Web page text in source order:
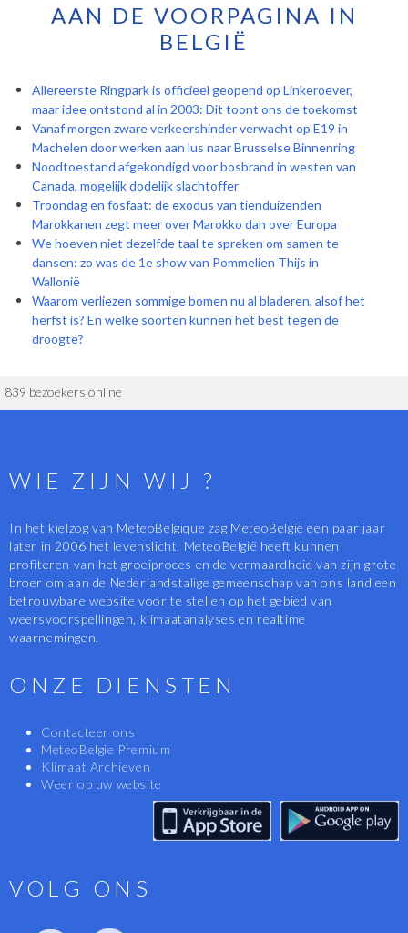
AAN DE VOORPAGINA IN
BELGIË
Allereerste Ringpark is officieel geopend op Linkeroever,
maar idee ontstond al in 2003: Dit toont ons de toekomst
Vanaf morgen zware verkeershinder verwacht op E19 in
Machelen door werken aan lus naar Brusselse Binnenring
Noodtoestand afgekondigd voor bosbrand in westen van
Canada, mogelijk dodelijk slachtoffer
Troondag en fosfaat: de exodus van tienduizenden
Marokkanen zegt meer over Marokko dan over Europa
We hoeven niet dezelfde taal te spreken om samen te
dansen: zo was de 1e show van Pommelien Thijs in
Wallonië
Waarom verliezen sommige bomen nu al bladeren, alsof het
herfst is? En welke soorten kunnen het best tegen de
droogte?
839 bezoekers online
WIE ZIJN WIJ ?
In het kielzog van MeteoBelgique zag MeteoBelgië een paar jaar
later in 2006 het levenslicht. MeteoBelgië heeft kunnen
profiteren van het groeiproces en de vermaardheid van zijn grote
broer om aan de Nederlandstalige gemeenschap van ons land een
betrouwbare website voor te stellen op het gebied van
weersvoorspellingen, klimaatanalyses en realtime
waarnemingen.
ONZE DIENSTEN
Contacteer ons
MeteoBelgie Premium
Klimaat Archieven
Weer op uw website
VOLG ONS